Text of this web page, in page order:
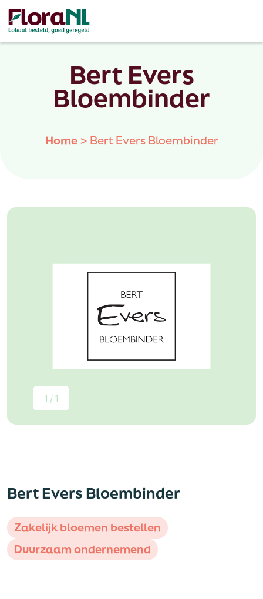
Bert Evers
Bloembinder
Home> Bert Evers Bloembinder
1 / 1
Bert Evers Bloembinder
Zakelijk bloemen bestellen
Duurzaam ondernemend